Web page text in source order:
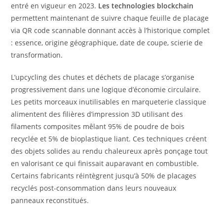
entré en vigueur en 2023. Les technologies blockchain
permettent maintenant de suivre chaque feuille de placage
via QR code scannable donnant accès à l’historique complet
: essence, origine géographique, date de coupe, scierie de
transformation.
L’upcycling des chutes et déchets de placage s’organise
progressivement dans une logique d’économie circulaire.
Les petits morceaux inutilisables en marqueterie classique
alimentent des filières d’impression 3D utilisant des
filaments composites mêlant 95% de poudre de bois
recyclée et 5% de bioplastique liant. Ces techniques créent
des objets solides au rendu chaleureux après ponçage tout
en valorisant ce qui finissait auparavant en combustible.
Certains fabricants réintègrent jusqu’à 50% de placages
recyclés post-consommation dans leurs nouveaux
panneaux reconstitués.